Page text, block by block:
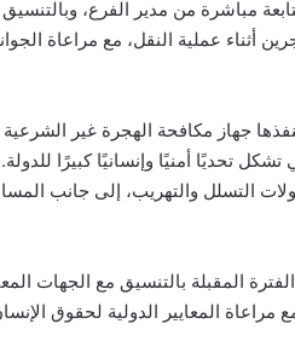
مباشرة من مدير الفرع، وبالتنسيق
أثناء عملية النقل، مع مراعاة
جهاز مكافحة الهجرة غير
تحديًا أمنيًا وإنسانيًا كبيرًا
التسلل والتهريب، إلى جانب
المقبلة بالتنسيق مع الجهات
المعايير الدولية لحقوق